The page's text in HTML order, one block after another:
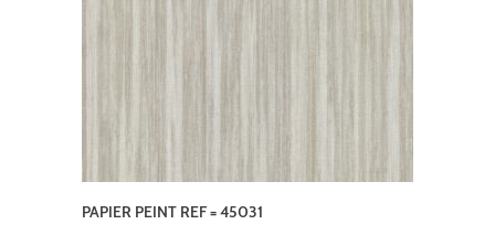
PAPIER PEINT REF = 45031